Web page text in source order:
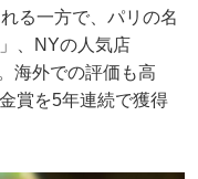
る一方で、パリの名
、NYの人気店
海外での評価も高
賞を5年連続で獲得